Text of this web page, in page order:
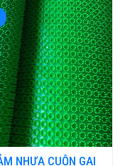
NHỰA CUỘN GAI